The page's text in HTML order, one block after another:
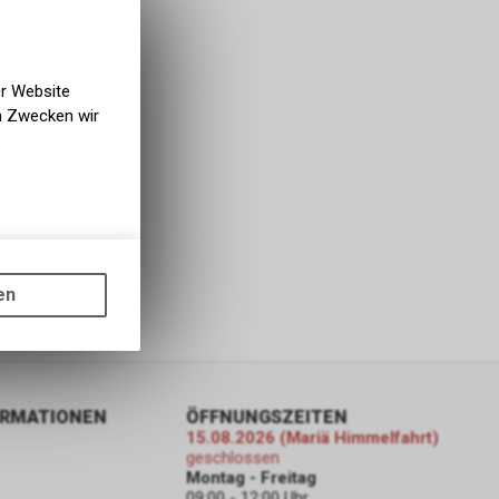
ÖFFNUNGSZEITEN
15.08.2026 (Mariä Himmelfahrt)
geschlossen
Montag - Freitag
Website
Zwecken wir
wie die
die
die auf
der